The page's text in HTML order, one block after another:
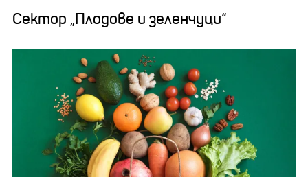
Сектор „Плодове и зеленчуци“